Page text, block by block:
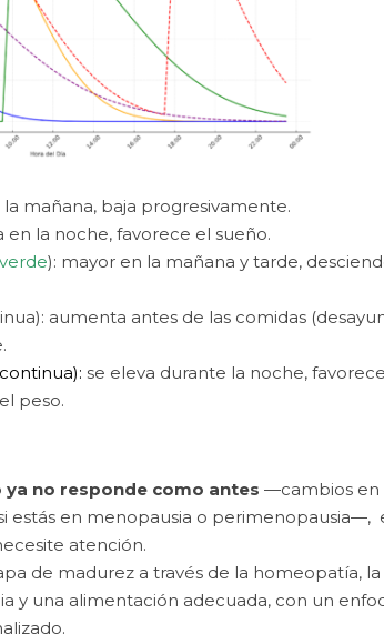
mañana, baja progresivamente.
en la noche, favorece el sueño.
verde): mayor en la mañana y tarde,
aumenta antes de las comidas
se eleva durante la noche,
peso.
ya no responde como antes —cambios en
estás en menopausia o perimenopausia—,
atención.
de madurez a través de la homeopatía, la
y una alimentación adecuada, con un